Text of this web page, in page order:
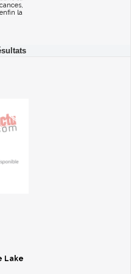
la
Lake